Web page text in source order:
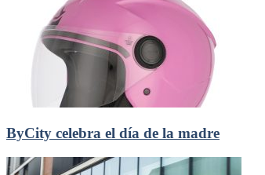
ByCity celebra el día de la madre